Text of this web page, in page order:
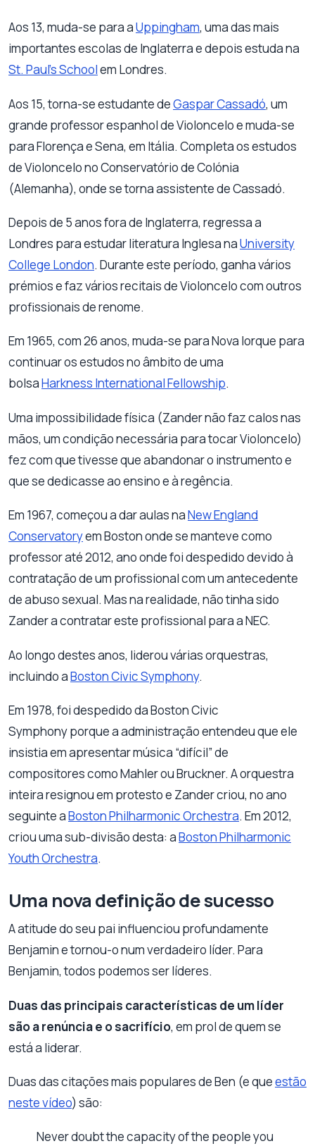
Aos 13, muda-se para aUppingham, uma das mais
importantes escolas de Inglaterra e depois estuda na
St. Paul’s Schoolem Londres.
Aos 15, torna-se estudante deGaspar Cassadó, um
grande professor espanhol de Violoncelo e muda-se
para Florença e Sena, em Itália. Completa os estudos
de Violoncelo no Conservatório de Colónia
(Alemanha), onde se torna assistente de Cassadó.
Depois de 5 anos fora de Inglaterra, regressa a
Londres para estudar literatura Inglesa naUniversity
College London. Durante este período, ganha vários
prémios e faz vários recitais de Violoncelo com outros
profissionais de renome.
Em 1965, com 26 anos, muda-se para Nova Iorque para
continuar os estudos no âmbito de uma
bolsaHarkness International Fellowship.
Uma impossibilidade física (Zander não faz calos nas
mãos, um condição necessária para tocar Violoncelo)
fez com que tivesse que abandonar o instrumento e
que se dedicasse ao ensino e à regência.
Em 1967, começou a dar aulas naNew England
Conservatoryem Boston onde se manteve como
professor até 2012, ano onde foi despedido devido à
contratação de um profissional com um antecedente
de abuso sexual. Mas na realidade, não tinha sido
Zander a contratar este profissional para a NEC.
Ao longo destes anos, liderou várias orquestras,
incluindo aBoston Civic Symphony.
Em 1978, foi despedido da Boston Civic
Symphony porque a administração entendeu que ele
insistia em apresentar música “difícil” de
compositores como Mahler ou Bruckner. A orquestra
inteira resignou em protesto e Zander criou, no ano
seguinte aBoston Philharmonic Orchestra. Em 2012,
criou uma sub-divisão desta: aBoston Philharmonic
Youth Orchestra.
Uma nova definição de sucesso
A atitude do seu pai influenciou profundamente
Benjamin e tornou-o num verdadeiro líder. Para
Benjamin, todos podemos ser líderes.
Duas das principais características de um líder
são a renúncia e o sacrifício, em prol de quem se
está a liderar.
Duas das citações mais populares de Ben (e queestão
neste vídeo) são:
Never doubt the capacity of the people you